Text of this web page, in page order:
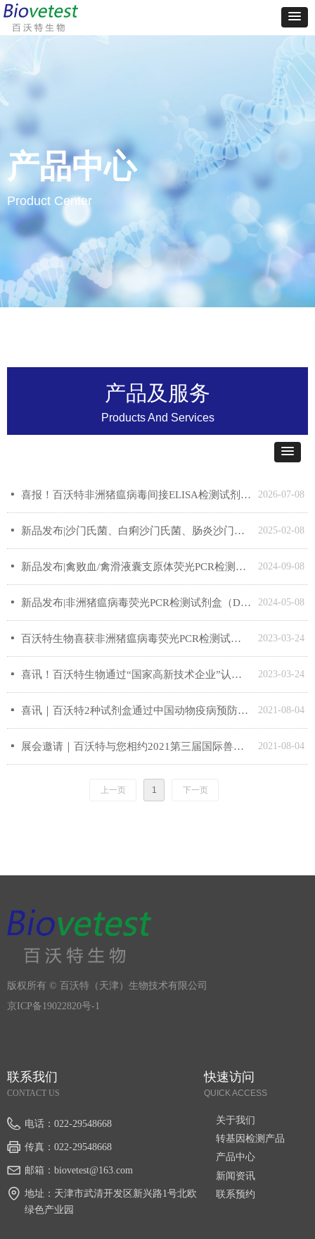
产品及服务
Products And Services
2026-07-08
넷 喜报！百沃特非洲猪瘟病毒间接ELISA检测试剂盒兽药产品注册
2025-02-08
넷 新品发布|沙门氏菌、白痢沙门氏菌、肠炎沙门氏菌三重荧光PCR检测试剂盒
2024-09-08
넷 新品发布|禽败血/禽滑液囊支原体荧光PCR检测试剂盒
2024-05-08
넷 新品发布|非洲猪瘟病毒荧光PCR检测试剂盒（DIVA）
2023-03-24
넷 百沃特生物喜获非洲猪瘟病毒荧光PCR检测试剂盒兽药产品批准文号！
2023-03-24
넷 喜讯！百沃特生物通过“国家高新技术企业”认定！
2021-08-04
넷 喜讯｜百沃特2种试剂盒通过中国动物疫病预防控制中心非洲猪瘟病毒抗体检测试剂盒评价
2021-08-04
넷 展会邀请｜百沃特与您相约2021第三届国际兽医检测诊断大会
上一页 1 下一页
产品中心
Product Center
电话： 022-29548668
传真： 022-29548668
邮箱： biovetest@163.com
地址： 天津市武清开发区新兴路1号北欧
绿色产业园
联系我们
CONTACT US
关于我们
转基因检测产品
产品中心
新闻资讯
联系预约
快速访问
QUICK ACCESS
版权所有 © 百沃特（天津）生物技术有限公司
京ICP备19022820号-1